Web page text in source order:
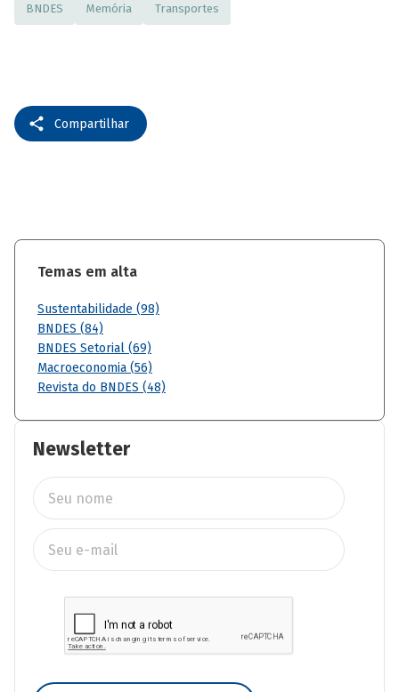
BNDES Memória Transportes
Compartilhar
Temas em alta
Sustentabilidade (98)
BNDES (84)
BNDES Setorial (69)
Macroeconomia (56)
Revista do BNDES (48)
Newsletter